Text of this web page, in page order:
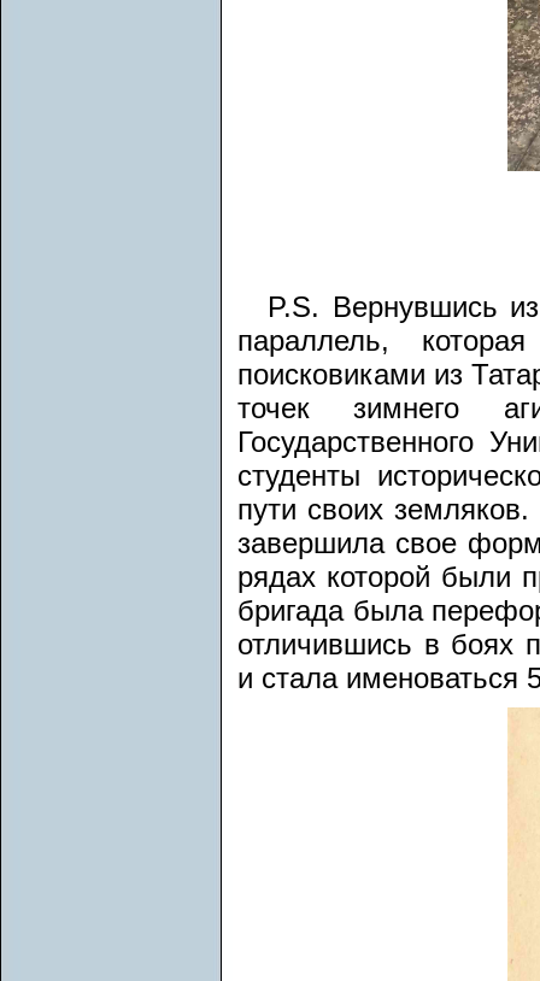
P.S. Вернувшись
параллель,
поисковиками из
точек зимнего
Государственного
студенты
пути своих
завершила свое
рядах которой были
бригада была
отличившись в боях
и стала именоваться